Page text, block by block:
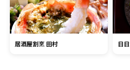
居酒屋割烹 田村 日